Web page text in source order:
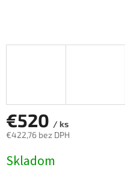
€520 / ks
€422,76 bez DPH
cena:
Skladom